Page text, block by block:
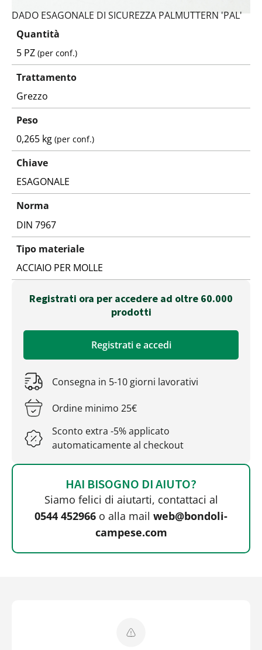
DADO ESAGONALE DI SICUREZZA PALMUTTERN 'PAL'
Quantità
5 PZ(per conf.)
Trattamento
Grezzo
Peso
0,265 kg(per conf.)
Chiave
ESAGONALE
Norma
DIN 7967
Tipo materiale
ACCIAIO PER MOLLE
Registrati ora per accedere ad oltre 60.000
prodotti
Registrati e accedi
Consegna in 5-10 giorni lavorativi
Ordine minimo 25€
Sconto extra -5% applicato
automaticamente al checkout
HAI BISOGNO DI AIUTO?
Siamo felici di aiutarti, contattaci al
0544 452966 o alla mail web@bondoli-
campese.com